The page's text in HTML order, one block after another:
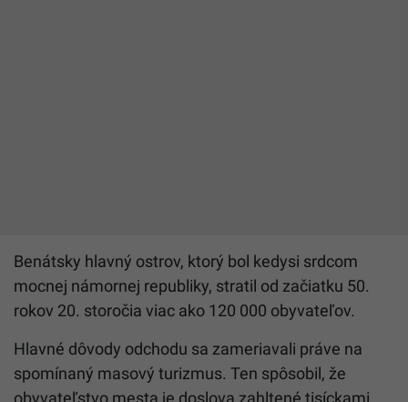
Benátsky hlavný ostrov, ktorý bol kedysi srdcom
mocnej námornej republiky, stratil od začiatku 50.
rokov 20. storočia viac ako 120 000 obyvateľov.
Hlavné dôvody odchodu sa zameriavali práve na
spomínaný masový turizmus. Ten spôsobil, že
obyvateľstvo mesta je doslova zahltené tisíckami